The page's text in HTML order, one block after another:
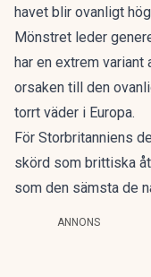
havet blir ovanligt
Mönstret leder
har en extrem
orsaken till den
torrt väder i Europa.
För Storbritanniens
skörd som brittiska
som den sämsta de
ANNONS